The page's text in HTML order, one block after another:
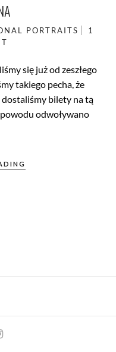
PORTRAITS
1
się już od zeszłego
takiego pecha, że
bilety na tą
odwoływano